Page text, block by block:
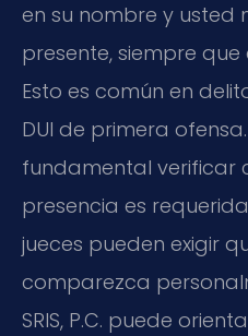
en su nombre y usted
presente, siempre
Esto es común en
DUI de primera
fundamental verificar
presencia es
jueces pueden exigir
comparezca
SRIS, P.C. puede